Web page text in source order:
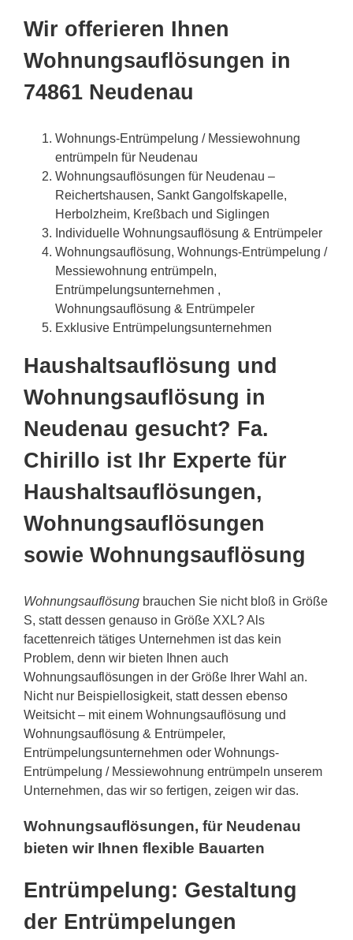
Wir offerieren Ihnen
Wohnungsauflösungen in
74861 Neudenau
Wohnungs-Entrümpelung / Messiewohnung
entrümpeln für Neudenau
Wohnungsauflösungen für Neudenau –
Reichertshausen, Sankt Gangolfskapelle,
Herbolzheim, Kreßbach und Siglingen
Individuelle Wohnungsauflösung & Entrümpeler
Wohnungsauflösung, Wohnungs-Entrümpelung /
Messiewohnung entrümpeln,
Entrümpelungsunternehmen ,
Wohnungsauflösung & Entrümpeler
Exklusive Entrümpelungsunternehmen
Haushaltsauflösung und
Wohnungsauflösung in
Neudenau gesucht? Fa.
Chirillo ist Ihr Experte für
Haushaltsauflösungen,
Wohnungsauflösungen
sowie Wohnungsauflösung
Wohnungsauflösung brauchen Sie nicht bloß in Größe
S, statt dessen genauso in Größe XXL? Als
facettenreich tätiges Unternehmen ist das kein
Problem, denn wir bieten Ihnen auch
Wohnungsauflösungen in der Größe Ihrer Wahl an.
Nicht nur Beispiellosigkeit, statt dessen ebenso
Weitsicht – mit einem Wohnungsauflösung und
Wohnungsauflösung & Entrümpeler,
Entrümpelungsunternehmen oder Wohnungs-
Entrümpelung / Messiewohnung entrümpeln unserem
Unternehmen, das wir so fertigen, zeigen wir das.
Wohnungsauflösungen, für Neudenau
bieten wir Ihnen flexible Bauarten
Entrümpelung: Gestaltung
der Entrümpelungen